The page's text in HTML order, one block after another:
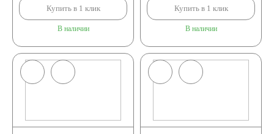
Купить в 1 клик
В наличии
Купить в 1 клик
В наличии